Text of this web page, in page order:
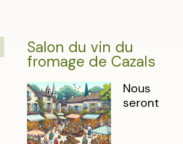
Salon du vin du
fromage de Cazals
Nous
seront